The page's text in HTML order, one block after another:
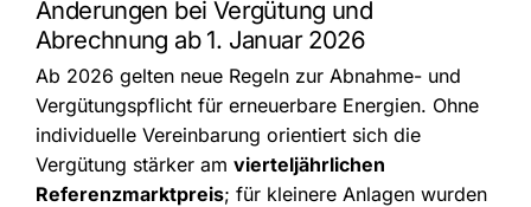
Änderungen bei Vergütung und
Abrechnung ab 1. Januar 2026
Ab 2026 gelten neue Regeln zur Abnahme- und
Vergütungspflicht für erneuerbare Energien. Ohne
individuelle Vereinbarung orientiert sich die
Vergütung stärker am vierteljährlichen
Referenzmarktpreis; für kleinere Anlagen wurden